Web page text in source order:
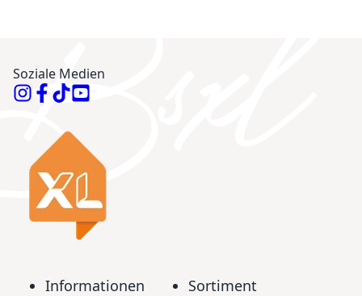
Soziale Medien
Informationen
Sortiment